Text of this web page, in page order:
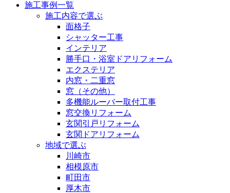
施工事例一覧
施工内容で選ぶ
面格子
シャッター工事
インテリア
勝手口・浴室ドアリフォーム
エクステリア
内窓・二重窓
窓（その他）
多機能ルーバー取付工事
窓交換リフォーム
玄関引戸リフォーム
玄関ドアリフォーム
地域で選ぶ
川崎市
相模原市
町田市
厚木市